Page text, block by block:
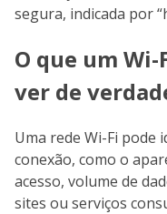
segura, indicada por
O que um
ver de
Uma rede Wi-Fi pode
conexão, como o
acesso, volume de
sites ou serviços